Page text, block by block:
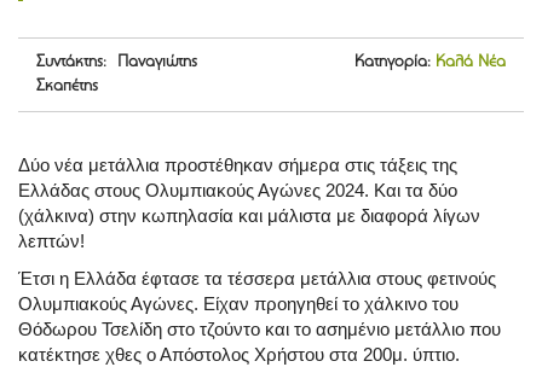
Συντάκτης: Παναγιώτης
Σκαπέτης
Κατηγορία: Καλά Νέα
Δύο νέα μετάλλια προστέθηκαν σήμερα στις τάξεις της
Ελλάδας στους Ολυμπιακούς Αγώνες 2024. Και τα δύο
(χάλκινα) στην κωπηλασία και μάλιστα με διαφορά λίγων
λεπτών!
Έτσι η Ελλάδα έφτασε τα τέσσερα μετάλλια στους φετινούς
Ολυμπιακούς Αγώνες. Είχαν προηγηθεί το χάλκινο του
Θόδωρου Τσελίδη στο τζούντο και το ασημένιο μετάλλιο που
κατέκτησε χθες ο Απόστολος Χρήστου στα 200μ. ύπτιο.